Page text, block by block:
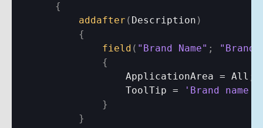
{
addafter ( Description )
{
field ( "Brand Name" ;
"Brand
{
ApplicationArea = All
ToolTip =
'Brand
}
}